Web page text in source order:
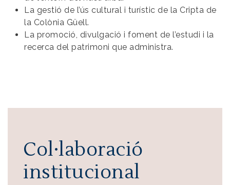
La gestió de l’ús cultural i turístic de la Cripta de
la Colònia Güell.
La promoció, divulgació i foment de l’estudi i la
recerca del patrimoni que administra.
Col·laboració
institucional